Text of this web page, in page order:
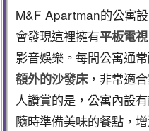
M&F Apartman的公寓
會發現這裡擁有平板電視
影音娛樂。每間公寓通
額外的沙發床，非常適
人讚賞的是，公寓內設有
隨時準備美味的餐點，